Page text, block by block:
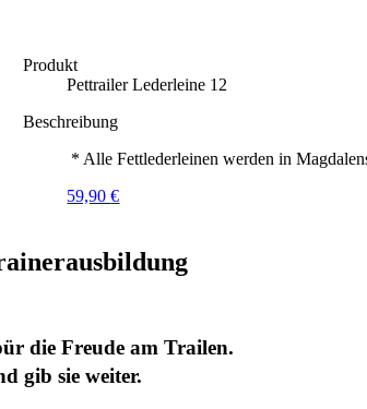
Produkt
Pettrailer Lederleine 12
Beschreibung
* Alle Fettlederleinen werden in
59,90€
die Freude am Trailen.
gib sie weiter.